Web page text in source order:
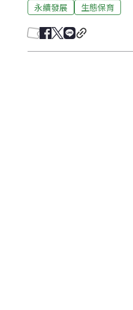
永續發展
生態保育